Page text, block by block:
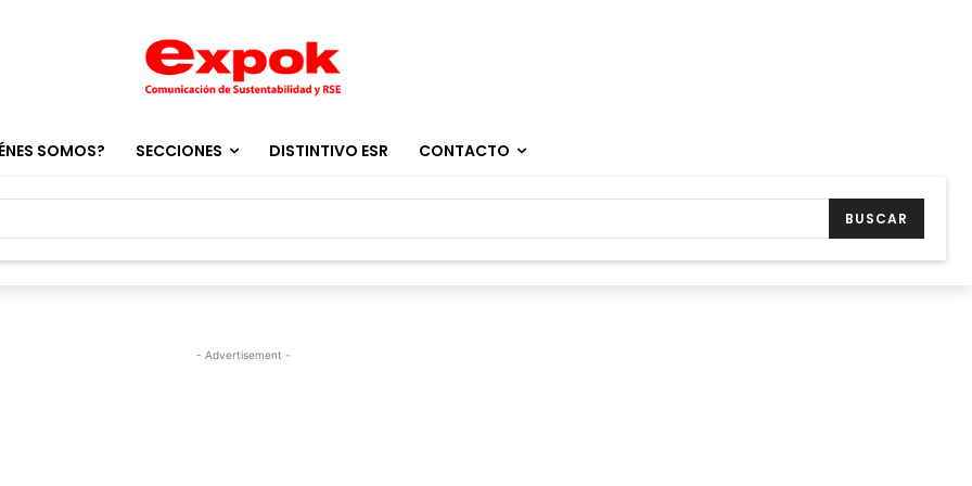
SOMOS? SECCIONES DISTINTIVO ESR CONTACTO
BUSCAR
- Advertisement -